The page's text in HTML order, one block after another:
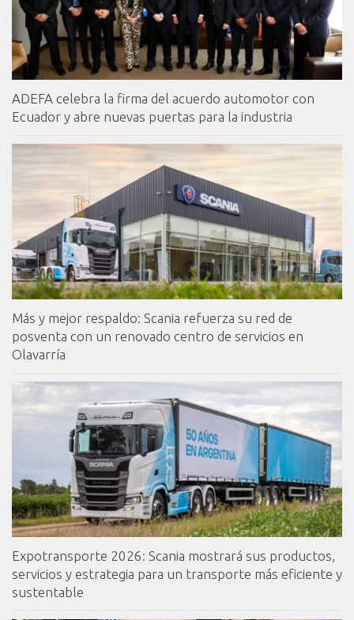
ADEFA celebra la firma del acuerdo automotor con
Ecuador y abre nuevas puertas para la industria
Más y mejor respaldo: Scania refuerza su red de
posventa con un renovado centro de servicios en
Olavarría
Expotransporte 2026: Scania mostrará sus productos,
servicios y estrategia para un transporte más eficiente y
sustentable